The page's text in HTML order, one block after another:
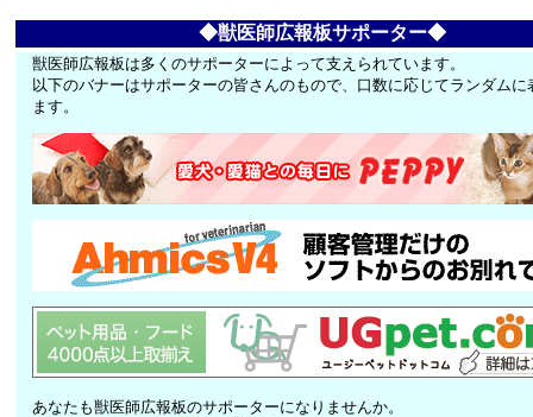
◆獣医師広報板サポーター◆
獣医師広報板は多くのサポーターによって支えられています。
以下のバナーはサポーターの皆さんのもので、口数に応じてランダムに
ます。
あなたも獣医師広報板のサポーターになりませんか。